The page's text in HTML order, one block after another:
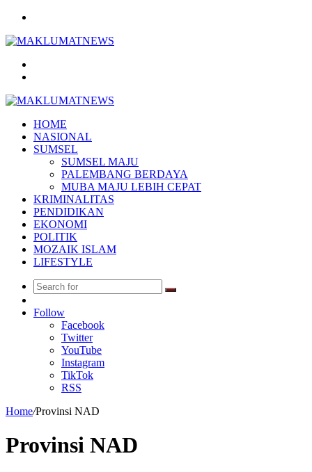
HOME
NASIONAL
SUMSEL
SUMSEL MAJU
PALEMBANG BERDAYA
MUBA MAJU LEBIH CEPAT
KRIMINALITAS
PENDIDIKAN
EKONOMI
POLITIK
MOZAIK ISLAM
LIFESTYLE
Search
Article
Follow
Facebook
Twitter
YouTube
Instagram
TikTok
RSS
Home/Provinsi NAD
Provinsi NAD